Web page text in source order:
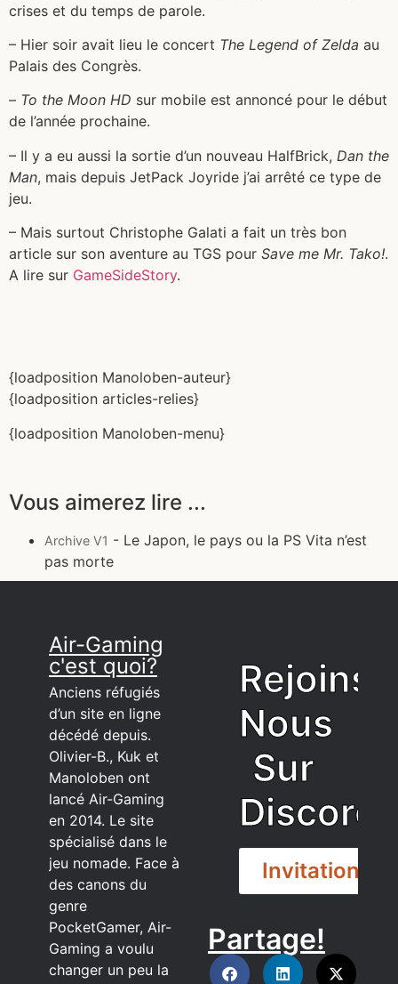
crises et du temps de parole.
– Hier soir avait lieu le concert The Legend of Zelda au
Palais des Congrès.
– To the Moon HD sur mobile est annoncé pour le début
de l’année prochaine.
– Il y a eu aussi la sortie d’un nouveau HalfBrick, Dan the
Man, mais depuis JetPack Joyride j’ai arrêté ce type de
jeu.
– Mais surtout Christophe Galati a fait un très bon
article sur son aventure au TGS pour Save me Mr. Tako!.
A lire sur GameSideStory.
{loadposition Manoloben-auteur}
{loadposition articles-relies}
{loadposition Manoloben-menu}
Vous aimerez lire ...
Archive V1 - Le Japon, le pays ou la PS Vita n’est
pas morte
Air-Gaming
c'est quoi?
Anciens réfugiés
d’un site en ligne
décédé depuis.
Olivier-B., Kuk et
Manoloben ont
lancé Air-Gaming
en 2014. Le site
spécialisé dans le
jeu nomade. Face à
des canons du
genre
PocketGamer, Air-
Gaming a voulu
changer un peu la
Rejoins
Nous
Sur
Discord
Invitation
DISCORD
Partage!